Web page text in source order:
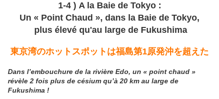
1-4 ) A la Baie de Tokyo :
Un « Point Chaud », dans la Baie de Tokyo,
plus élevé qu'au large de Fukushima
東京湾のホットスポットは福島第1原発沖を超えた
Dans l’embouchure de la rivière Edo, un « point chaud »
révèle 2 fois plus de césium qu’à 20 km au large de
Fukushima !